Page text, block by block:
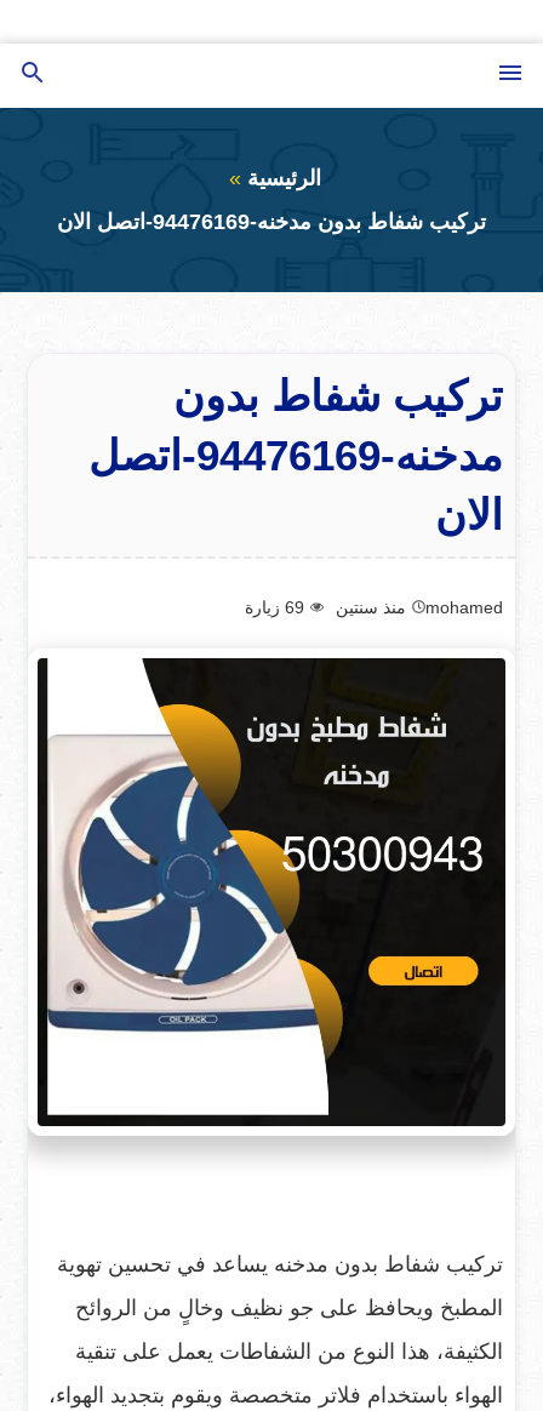
إلى
المحتوى
الرئيسية
تركيب شفاط بدون مدخنه-94476169-اتصل الان
تركيب شفاط بدون
مدخنه-94476169-اتصل
الان
mohamed منذ سنتين 69 زيارة
تركيب شفاط بدون مدخنه يساعد في تحسين تهوية
المطبخ ويحافظ على جو نظيف وخالٍ من الروائح
الكثيفة، هذا النوع من الشفاطات يعمل على تنقية
الهواء باستخدام فلاتر متخصصة ويقوم بتجديد الهواء،